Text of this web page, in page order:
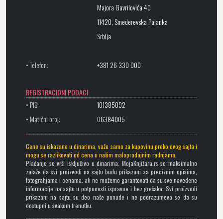
Majora Gavrilovića 40
11420, Smederevska Palanka
Srbija
• Telefon: +381 26 330 000
REGISTRACIONI PODACI
• PIB:
101385092
• Matični broj:
06384005
Cene su iskazane u dinarima, važe samo za kupovinu preko ovog sajta i
mogu se razlikovati od cena u našim maloprodajnim radnjama.
Plaćanje se vrši isključivo u dinarima. MojaKnjižara.rs se maksimalno
zalaže da svi proizvodi na sajtu budu prikazani sa preciznim opisima,
fotografijama i cenama, ali ne možemo garantovati da su sve navedene
informacije na sajtu u potpunosti ispravne i bez grešaka. Svi proizvodi
prikazani na sajtu su deo naše ponude i ne podrazumeva se da su
dostupni u svakom trenutku.